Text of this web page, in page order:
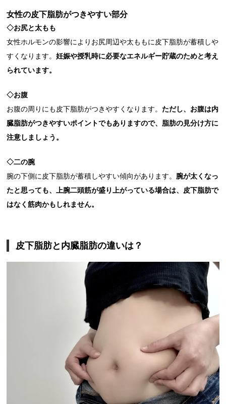
女性の皮下脂肪がつきやすい部分
◇お尻と太もも
女性ホルモンの影響によりお尻周辺や太ももに皮下脂肪が蓄積しや
すくなります。妊娠や授乳時に必要なエネルギー貯蔵のためと考え
られています。
◇お腹
お腹の周りにも皮下脂肪がつきやすくなります。ただし、お腹は内
臓脂肪がつきやすいポイントでもありますので、脂肪の見分け方に
注意しましょう。
◇二の腕
腕の下側に皮下脂肪が蓄積しやすい傾向があります。 腕が太くなっ
たと思っても、上腕二頭筋が盛り上がっている場合は、皮下脂肪で
はなく筋肉かもしれません。
皮下脂肪と内臓脂肪の違いは？